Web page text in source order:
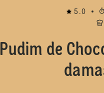
5.0
Pudim de